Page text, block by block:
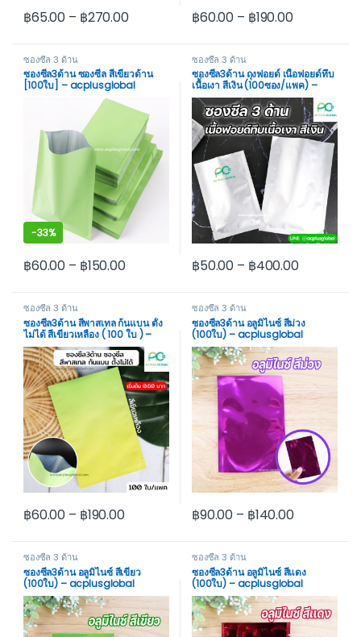
฿65.00 – ฿270.00
This product has multiple variants. The options may be
฿60.00 – ฿190.00
This product has multiple
ซองซีล 3 ด้าน
ซองซีล3ด้าน ซองซีล สีเขียวด้าน
[100ใบ] – acplusglobal
-33%
฿60.00 – ฿150.00
This product has multiple variants. The options may be
ซองซีล 3 ด้าน
ซองซีล3ด้าน ถุงฟอยด์ เนื้อฟอยด์ทึบ
เนื้อเงา สีเงิน (100ซอง/แพค) –
acplusglobal
฿50.00 – ฿400.00
This product has multiple
ซองซีล 3 ด้าน
ซองซีล3ด้าน สีพาสเทล ก้นแบน ตั้ง
ไม่ได้ สีเขียวเหลือง ( 100 ใบ ) –
acplusglobal
฿60.00 – ฿190.00
This product has multiple variants. The options may be
ซองซีล 3 ด้าน
ซองซีล3ด้าน อลูมิไนซ์ สีม่วง
(100ใบ) – acplusglobal
฿90.00 – ฿140.00
This product has multiple
ซองซีล 3 ด้าน
ซองซีล3ด้าน อลูมิไนซ์ สีเขียว
(100ใบ) – acplusglobal
ซองซีล 3 ด้าน
ซองซีล3ด้าน อลูมิไนซ์ สีแดง
(100ใบ) – acplusglobal